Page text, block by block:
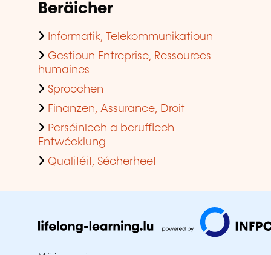
Beräicher
Informatik, Telekommunikatioun
Gestioun Entreprise, Ressources
humaines
Sproochen
Finanzen, Assurance, Droit
Perséinlech a berufflech
Entwécklung
Qualitéit, Sécherheet